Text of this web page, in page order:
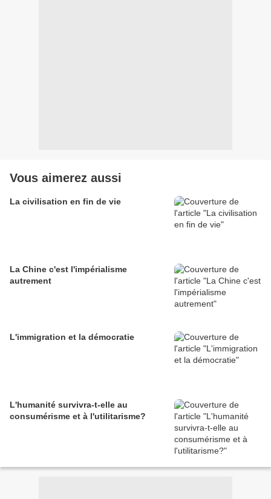
Vous aimerez aussi
La civilisation en fin de vie
La Chine c'est l'impérialisme
autrement
L'immigration et la démocratie
L'humanité survivra-t-elle au
consumérisme et à l'utilitarisme?